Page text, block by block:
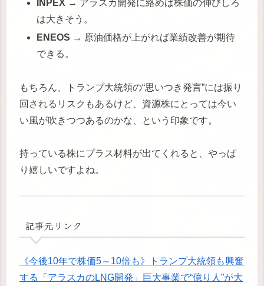
INPEX → アラスカ開発に絡めば株価の伸びしろ
は大きそう。
ENEOS → 原油価格が上がれば業績改善が期待
できる。
もちろん、トランプ大統領の“思いつき発言”には振り
回されるリスクもあるけど、資源株にとっては今い
い風が吹きつつあるのかな、という印象です。
持っている株にプラス材料が出てくれると、やっぱ
り嬉しいですよね。
記事元リンク
《今後10年で株価5～10倍も》トランプ大統領も興奮
する「アラスカのLNG開発」巨大事業で“億り人”が大